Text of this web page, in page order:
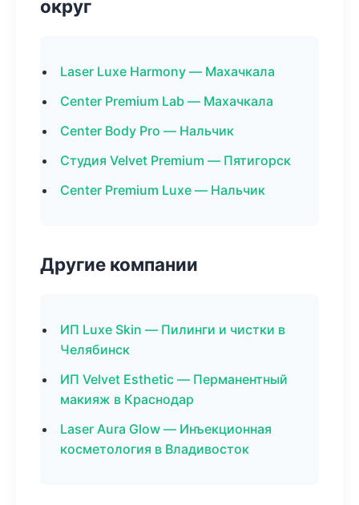
округ
Laser Luxe Harmony — Махачкала
Center Premium Lab — Махачкала
Center Body Pro — Нальчик
Студия Velvet Premium — Пятигорск
Center Premium Luxe — Нальчик
Другие компании
ИП Luxe Skin — Пилинги и чистки в
Челябинск
ИП Velvet Esthetic — Перманентный
макияж в Краснодар
Laser Aura Glow — Инъекционная
косметология в Владивосток